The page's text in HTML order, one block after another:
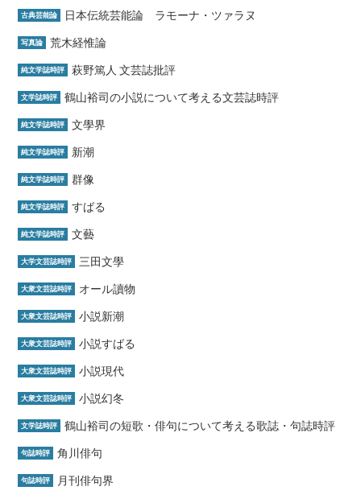
古典芸能論 日本伝統芸能論 ラモーナ・ツァラヌ
写真論 荒木経惟論
純文学誌時評 萩野篤人 文芸誌批評
文学誌時評 鶴山裕司の小説について考える文芸誌時評
純文学誌時評 文學界
純文学誌時評 新潮
純文学誌時評 群像
純文学誌時評 すばる
純文学誌時評 文藝
大学文芸誌時評 三田文學
大衆文芸誌時評 オール讀物
大衆文芸誌時評 小説新潮
大衆文芸誌時評 小説すばる
大衆文芸誌時評 小説現代
大衆文芸誌時評 小説幻冬
文学誌時評 鶴山裕司の短歌・俳句について考える歌誌・句誌時評
句誌時評 角川俳句
句誌時評 月刊俳句界